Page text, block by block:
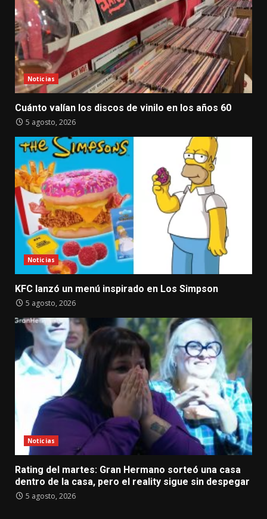
Noticias
Cuánto valían los discos de vinilo en los años 60
5 agosto, 2026
Noticias
KFC lanzó un menú inspirado en Los Simpson
5 agosto, 2026
Noticias
Rating del martes: Gran Hermano sorteó una casa
dentro de la casa, pero el reality sigue sin despegar
5 agosto, 2026